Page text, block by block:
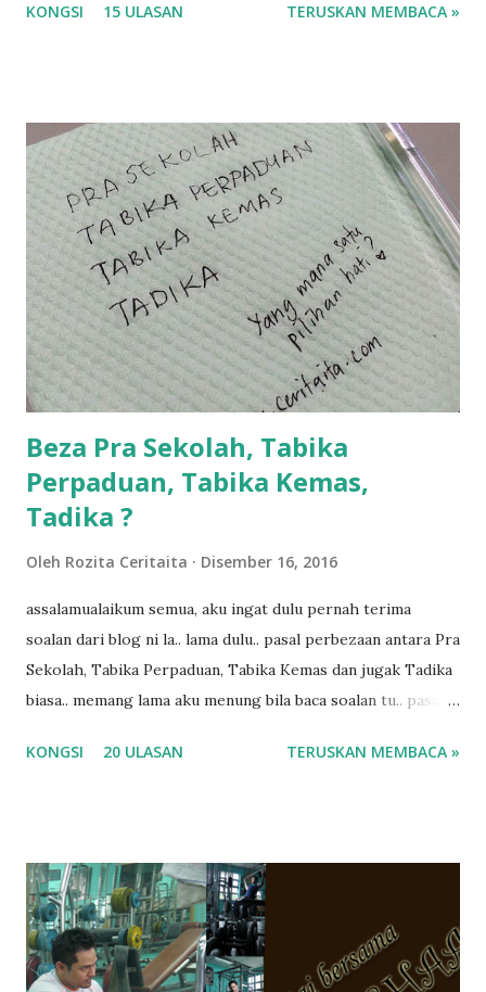
tau? yang sebut tu anak aku....diulangi ANAK AKU ....adoiiii
balik keja aku ajak la shah singgah Giant beli barang
sikit...dalam perjalanan dari dalam kereta tu biasalah kan
kami memang akan pimpin anak-anak jalan sampai masuk
dalam... dan kebiasanya bagi anak 4 macam kami ni bahagi-
bahagi lah siapa nak pimpin siapa... dan biasanya aku akan
dukung adik hadi sambil pimpin kakak husna... yang abg
ngah dengan abg long terserah pada shah la pulak.. tapi
kalau ikut anak-anak semua nak ummi pimpin... ajer rebeh
ba...
KONGSI 15 ULASAN TERUSKAN MEMBACA »
Beza Pra Sekolah, Tabika
Perpaduan, Tabika Kemas,
Tadika ?
Oleh Rozita Ceritaita Disember 16, 2016
assalamualaikum semua, aku ingat dulu pernah terima
soalan dari blog ni la.. lama dulu.. pasal perbezaan antara Pra
Sekolah, Tabika Perpaduan, Tabika Kemas dan jugak Tadika
biasa.. memang lama aku menung bila baca soalan tu.. pasal
ko.. masa tu aku baru je ada anak sorang dan aku hentam je
tanya sapa-sapa pun masa tu.. bila fikir-fikirkan balik terasa
jugak masa alahai teruknya kami sebagai ibubapa.. dan kami
terasa jugak semakin teruk bila abg long dah masuk 2 tahun
kat salah satu tadika swasta ni.. tapi nampaknya kenal huruf
KONGSI 20 ULASAN TERUSKAN MEMBACA »